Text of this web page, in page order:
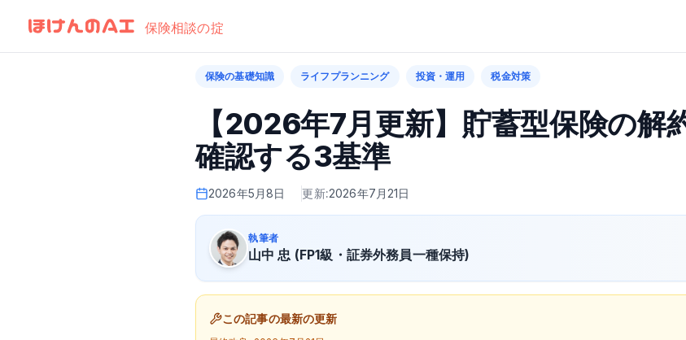
by Finatext
保険相談の掟
保険の基礎知識 ライフプランニング 投資・運用 税金対策
【2026年7月更新】貯蓄型保険の解
確認する3基準
2026年5月8日 更新:2026年7月21日
執筆者
山中 忠 (FP1級・証券外務員一種保持)
この記事の最新の更新